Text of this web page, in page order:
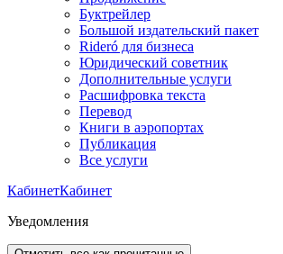
Буктрейлер
Большой издательский пакет
Rideró для бизнеса
Юридический советник
Дополнительные услуги
Расшифровка текста
Перевод
Книги в аэропортах
Публикация
Все услуги
КабинетКабинет
Уведомления